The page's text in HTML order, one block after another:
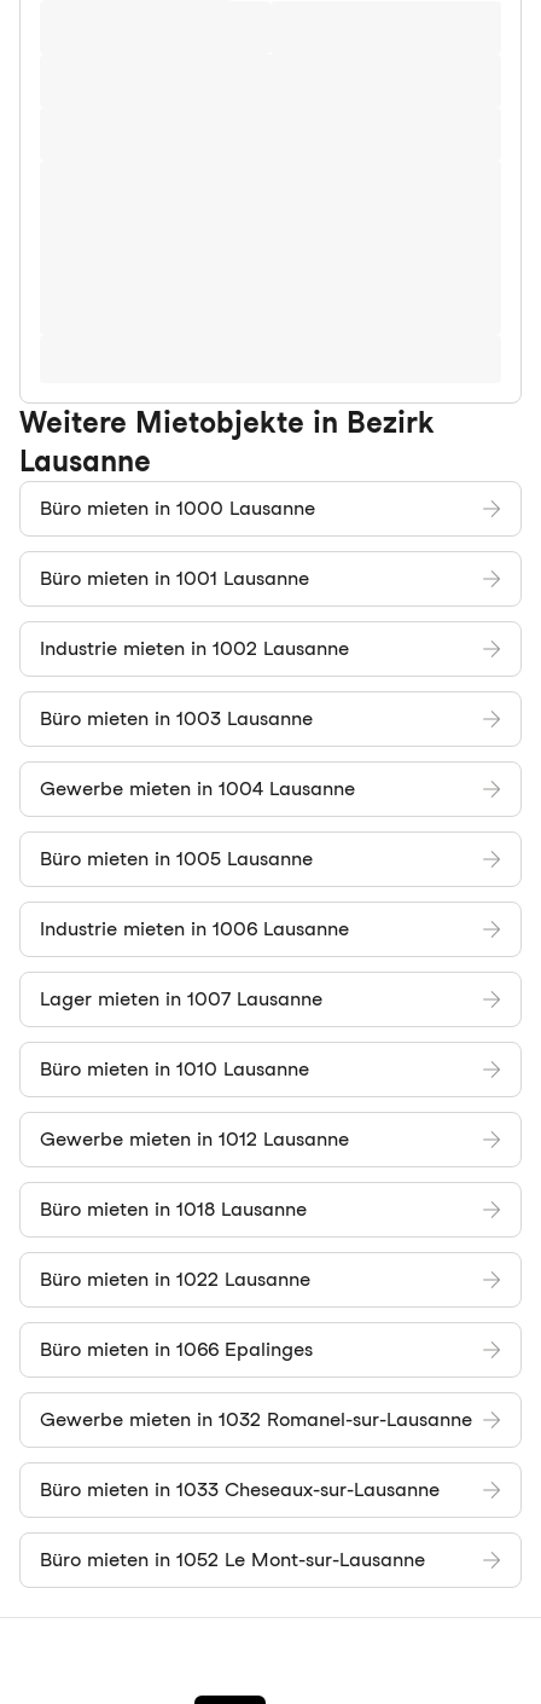
Weitere Mietobjekte in Bezirk
Lausanne
Büro mieten in 1000 Lausanne
Büro mieten in 1001 Lausanne
Industrie mieten in 1002 Lausanne
Büro mieten in 1003 Lausanne
Gewerbe mieten in 1004 Lausanne
Büro mieten in 1005 Lausanne
Industrie mieten in 1006 Lausanne
Lager mieten in 1007 Lausanne
Büro mieten in 1010 Lausanne
Gewerbe mieten in 1012 Lausanne
Büro mieten in 1018 Lausanne
Büro mieten in 1022 Lausanne
Büro mieten in 1066 Epalinges
Gewerbe mieten in 1032 Romanel-sur-Lausanne
Büro mieten in 1033 Cheseaux-sur-Lausanne
Büro mieten in 1052 Le Mont-sur-Lausanne